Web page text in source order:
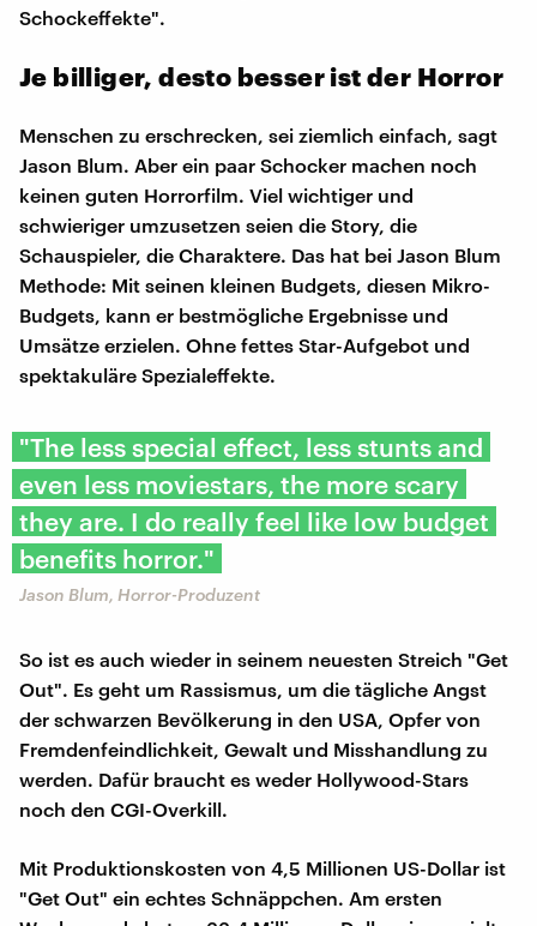
Schockeffekte".
Je billiger, desto besser ist der Horror
Menschen zu erschrecken, sei ziemlich einfach, sagt
Jason Blum. Aber ein paar Schocker machen noch
keinen guten Horrorfilm. Viel wichtiger und
schwieriger umzusetzen seien die Story, die
Schauspieler, die Charaktere. Das hat bei Jason Blum
Methode: Mit seinen kleinen Budgets, diesen Mikro-
Budgets, kann er bestmögliche Ergebnisse und
Umsätze erzielen. Ohne fettes Star-Aufgebot und
spektakuläre Spezialeffekte.
"The less special effect, less stunts and
even less moviestars, the more scary
they are. I do really feel like low budget
benefits horror."
Jason Blum, Horror-Produzent
So ist es auch wieder in seinem neuesten Streich "Get
Out". Es geht um Rassismus, um die tägliche Angst
der schwarzen Bevölkerung in den USA, Opfer von
Fremdenfeindlichkeit, Gewalt und Misshandlung zu
werden. Dafür braucht es weder Hollywood-Stars
noch den CGI-Overkill.
Mit Produktionskosten von 4,5 Millionen US-Dollar ist
"Get Out" ein echtes Schnäppchen. Am ersten